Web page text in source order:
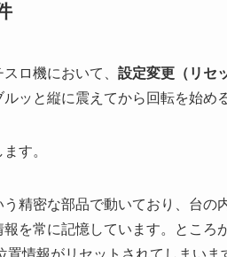
ロ機において、 設定変更（リセ
ッと縦に震えてから回転を始め
す。
う精密な部品で動いており、台の
を常に記憶しています。ところ
情報がリセットされてしまいま